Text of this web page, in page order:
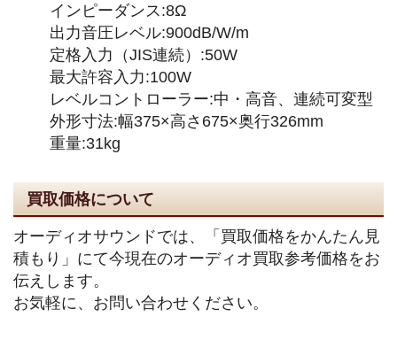
インピーダンス:8Ω
出力音圧レベル:900dB/W/m
定格入力（JIS連続）:50W
最大許容入力:100W
レベルコントローラー:中・高音、連続可変型
外形寸法:幅375×高さ675×奥行326mm
重量:31kg
買取価格について
オーディオサウンドでは、「買取価格をかんたん見
積もり」にて今現在のオーディオ買取参考価格をお
伝えします。
お気軽に、お問い合わせください。